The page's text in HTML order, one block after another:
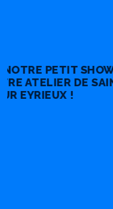
Notre seconde
oliviers " Le
Découvrez notre
https://